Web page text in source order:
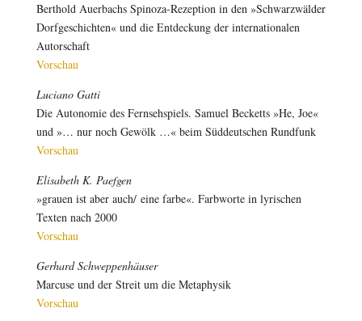
Berthold Auerbachs Spinoza-Rezeption in den »Schwarzwälder
Dorfgeschichten« und die Entdeckung der internationalen
Autorschaft
Vorschau
Luciano Gatti
Die Autonomie des Fernsehspiels. Samuel Becketts »He, Joe«
und »… nur noch Gewölk …« beim Süddeutschen Rundfunk
Vorschau
Elisabeth K. Paefgen
»grauen ist aber auch/ eine farbe«. Farbworte in lyrischen
Texten nach 2000
Vorschau
Gerhard Schweppenhäuser
Marcuse und der Streit um die Metaphysik
Vorschau